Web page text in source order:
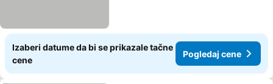
Izaberi datume da bi se prikazale tačne
cene
Pogledaj cene